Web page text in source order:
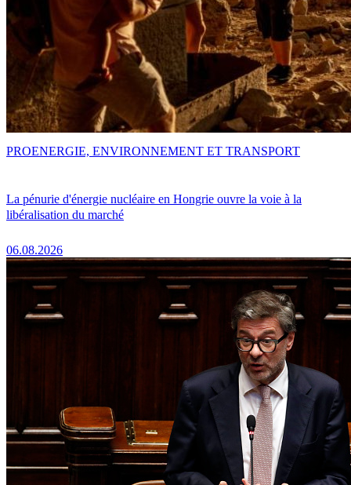
La pénurie d'énergie nucléaire en Hongrie ouvre la voie à la
libéralisation du marché
06.08.2026
PROENERGIE, ENVIRONNEMENT ET TRANSPORT